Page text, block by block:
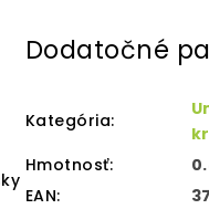
Dodatočné
Kategória:
Hmotnosť:
EAN: